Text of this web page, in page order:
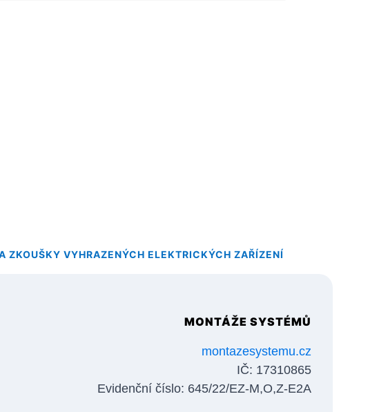
ZKOUŠKY VYHRAZENÝCH ELEKTRICKÝCH ZAŘÍZENÍ
MONTÁŽE SYSTÉMŮ
montazesystemu.cz
IČ: 17310865
Evidenční číslo: 645/22/EZ-M,O,Z-E2A